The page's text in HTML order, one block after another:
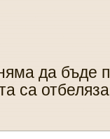
да бъде
са